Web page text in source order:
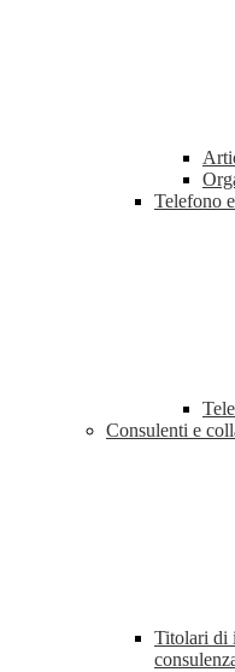
Telefono
Consulenti e
Titolari di